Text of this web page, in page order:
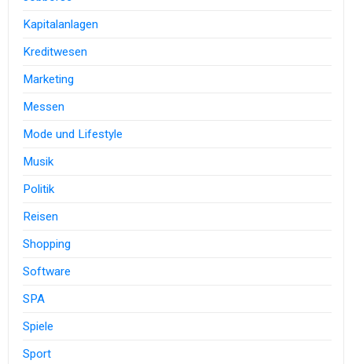
Kapitalanlagen
Kreditwesen
Marketing
Messen
Mode und Lifestyle
Musik
Politik
Reisen
Shopping
Software
SPA
Spiele
Sport